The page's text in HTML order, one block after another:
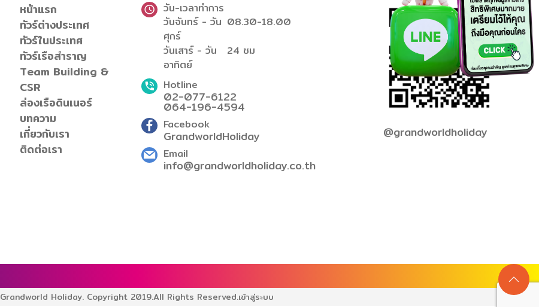
หน้าแรก
ทัวร์ต่างประเทศ
ทัวร์ในประเทศ
ทัวร์เรือสำราญ
Team Building &
CSR
ล่องเรือดินเนอร์
บทความ
เกี่ยวกับเรา
ติดต่อเรา
วัน-เวลาทำการ
วันจันทร์ - วัน
ศุกร์
08.30-18.00
วันเสาร์ - วัน
อาทิตย์
24 ชม
Hotline
02-077-6122
064-196-4594
Facebook
GrandworldHoliday
Email
info@grandworldholiday.co.th
@grandworldholiday
Grandworld Holiday. Copyright 2019.All Rights Reserved.เข้าสู่ระบบ